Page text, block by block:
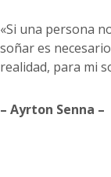
«Si una persona
soñar es
realidad, para mi
– Ayrton Senna –